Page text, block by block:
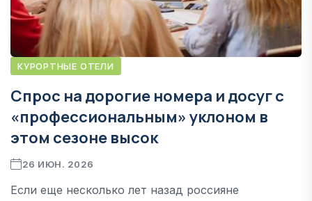
КУРОРТНЫЕ ОТЕЛИ
Спрос на дорогие номера и досуг с
«профессиональным» уклоном в
этом сезоне высок
26 ИЮН. 2026
Если еще несколько лет назад россияне